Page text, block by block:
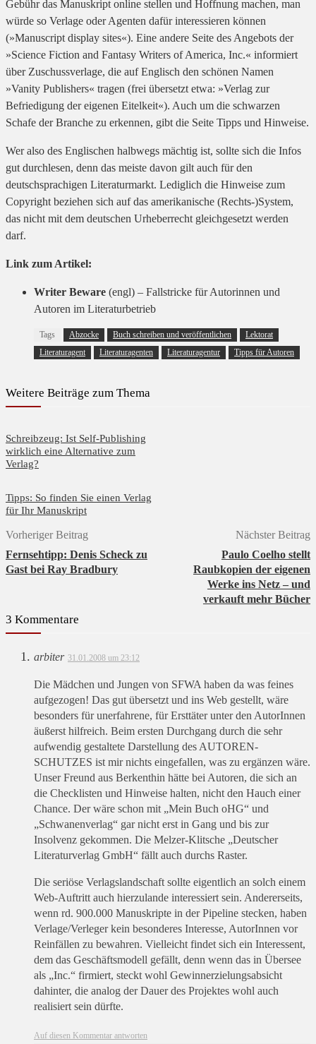
Gebühr das Manuskript online stellen und Hoffnung machen, man
würde so Verlage oder Agenten dafür interessieren können
(»Manuscript display sites«). Eine andere Seite des Angebots der
»Science Fiction and Fantasy Writers of America, Inc.« informiert
über Zuschussverlage, die auf Englisch den schönen Namen
»Vanity Publishers« tragen (frei übersetzt etwa: »Verlag zur
Befriedigung der eigenen Eitelkeit«). Auch um die schwarzen
Schafe der Branche zu erkennen, gibt die Seite Tipps und Hinweise.
Wer also des Englischen halbwegs mächtig ist, sollte sich die Infos
gut durchlesen, denn das meiste davon gilt auch für den
deutschsprachigen Literaturmarkt. Lediglich die Hinweise zum
Copyright beziehen sich auf das amerikanische (Rechts-)System,
das nicht mit dem deutschen Urheberrecht gleichgesetzt werden
darf.
Link zum Artikel:
Writer Beware (engl) – Fallstricke für Autorinnen und
Autoren im Literaturbetrieb
Tags Abzocke Buch schreiben und veröffentlichen
Lektorat
Literaturagent
Literaturagenten Literaturagentur Tipps für Autoren
Weitere Beiträge zum Thema
Schreibzeug: Ist Self-Publishing
wirklich eine Alternative zum
Verlag?
Tipps: So finden Sie einen Verlag
für Ihr Manuskript
Vorheriger Beitrag
Fernsehtipp: Denis Scheck zu
Gast bei Ray Bradbury
Nächster Beitrag
Paulo Coelho stellt
Raubkopien der eigenen
Werke ins Netz – und
verkauft mehr Bücher
3 Kommentare
arbiter 31.01.2008 um 23:12
Die Mädchen und Jungen von SFWA haben da was feines
aufgezogen! Das gut übersetzt und ins Web gestellt, wäre
besonders für unerfahrene, für Ersttäter unter den AutorInnen
äußerst hilfreich. Beim ersten Durchgang durch die sehr
aufwendig gestaltete Darstellung des AUTOREN-
SCHUTZES ist mir nichts eingefallen, was zu ergänzen wäre.
Unser Freund aus Berkenthin hätte bei Autoren, die sich an
die Checklisten und Hinweise halten, nicht den Hauch einer
Chance. Der wäre schon mit „Mein Buch oHG“ und
„Schwanenverlag“ gar nicht erst in Gang und bis zur
Insolvenz gekommen. Die Melzer-Klitsche „Deutscher
Literaturverlag GmbH“ fällt auch durchs Raster.
Die seriöse Verlagslandschaft sollte eigentlich an solch einem
Web-Auftritt auch hierzulande interessiert sein. Andererseits,
wenn rd. 900.000 Manuskripte in der Pipeline stecken, haben
Verlage/Verleger kein besonderes Interesse, AutorInnen vor
Reinfällen zu bewahren. Vielleicht findet sich ein Interessent,
dem das Geschäftsmodell gefällt, denn wenn das in Übersee
als „Inc.“ firmiert, steckt wohl Gewinnerzielungsabsicht
dahinter, die analog der Dauer des Projektes wohl auch
realisiert sein dürfte.
Auf diesen Kommentar antworten